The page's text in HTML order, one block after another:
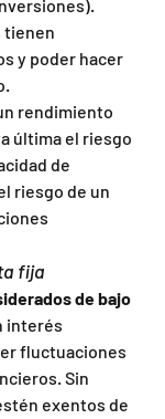
tienen
y poder hacer
rendimiento
última el riesgo
de
riesgo de un
fija
de bajo
interés
fluctuaciones
Sin
exentos de